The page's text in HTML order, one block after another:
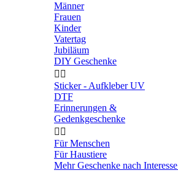
Männer
Frauen
Kinder
Vatertag
Jubiläum
DIY Geschenke
 
Sticker - Aufkleber UV
DTF
Erinnerungen &
Gedenkgeschenke
 
Für Menschen
Für Haustiere
Mehr Geschenke nach Interesse